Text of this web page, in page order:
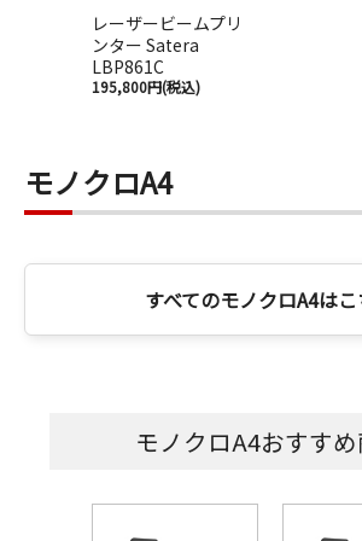
レーザービームプリ
ンター Satera
LBP861C
195,800円(税込)
モノクロA4
すべてのモノクロA4はこ
モノクロA4おすす